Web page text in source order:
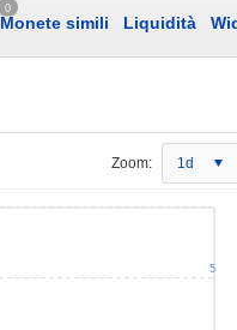
0
Monete simili Liquidità
Zoom: 1d
5